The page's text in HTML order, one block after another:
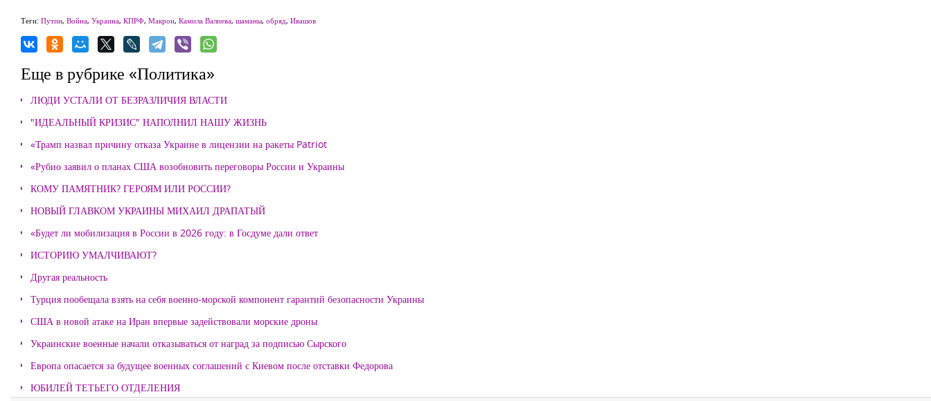
Теги: Путин, Война, Украина, КПРФ, Макрон, Камила Валиева, шаманы, обряд, Ивашов
Еще в рубрике «Политика»
ЛЮДИ УСТАЛИ ОТ БЕЗРАЗЛИЧИЯ ВЛАСТИ
"ИДЕАЛЬНЫЙ КРИЗИС" НАПОЛНИЛ НАШУ ЖИЗНЬ
«Трамп назвал причину отказа Украине в лицензии на ракеты Patriot
«Рубио заявил о планах США возобновить переговоры России и Украины
КОМУ ПАМЯТНИК? ГЕРОЯМ ИЛИ РОССИИ?
НОВЫЙ ГЛАВКОМ УКРАИНЫ МИХАИЛ ДРАПАТЫЙ
«Будет ли мобилизация в России в 2026 году: в Госдуме дали ответ
ИСТОРИЮ УМАЛЧИВАЮТ?
Другая реальность
Турция пообещала взять на себя военно-морской компонент гарантий безопасности Украины
США в новой атаке на Иран впервые задействовали морские дроны
Украинские военные начали отказываться от наград за подписью Сырского
Европа опасается за будущее военных соглашений с Киевом после отставки Федорова
ЮБИЛЕЙ ТЕТЬЕГО ОТДЕЛЕНИЯ